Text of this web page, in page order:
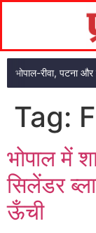
Tag:
भोपाल में
सिलेंडर
ऊँची